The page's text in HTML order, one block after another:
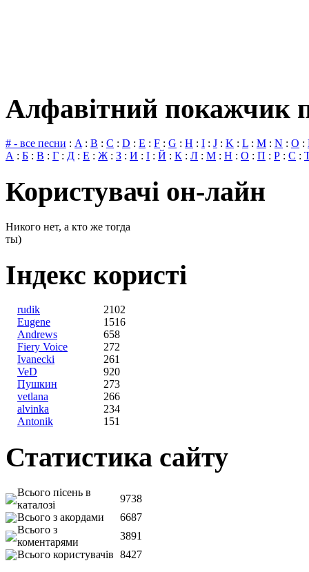
Алфавітний покажчик
# - все песни : A: B : C : D : E : F : G : H : I : J : K : L : M : N : O :
А : Б : В : Г : Д : Е : Ж: З : И : І : Й : К : Л : М : Н : О : П : Р : С :
Користувачі он-лайн
Никого нет, а кто же тогда
ты)
Індекс користі
rudik
2102
Eugene
1516
Andrews
658
Fiery Voice
272
Ivanecki
261
VeD
920
Пушкин
273
vetlana
266
alvinka
234
Antonik
151
Статистика сайту
Всього пісень в
каталозі
9738
Всього з акордами
6687
Всього з
коментарями
3891
Всього користувачів 8427